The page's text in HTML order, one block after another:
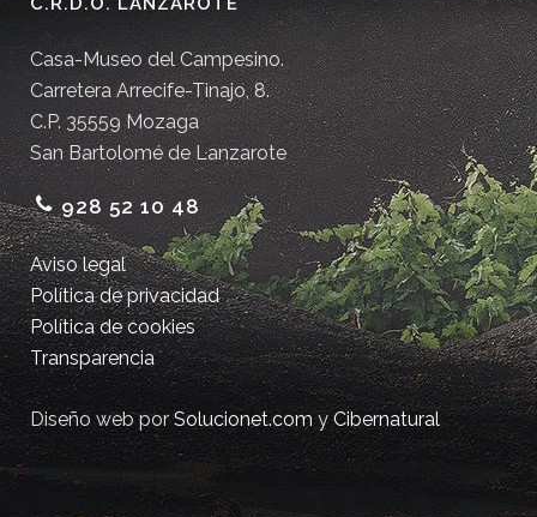
Casa-Museo del Campesino.
Carretera Arrecife-Tinajo, 8.
C.P. 35559 Mozaga
San Bartolomé de Lanzarote
928 52 10 48
Aviso legal
Política de privacidad
Política de cookies
Transparencia
Diseño web porSolucionet.comyCibernatural